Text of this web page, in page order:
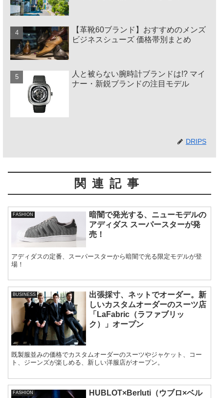
【革靴60ブランド】おすすめのメンズ
ビジネスシューズ 価格帯別まとめ
人と被らない腕時計ブランドは!? マイ
ナー・新鋭ブランドの注目モデル
DRIPS
関連記事
FASHION
暗闇で発光する、ニューモデルの
アディダス スーパースターが発
売！
アディダスの定番、スーパースターから暗闇で光る限定モデルが登
場！
BUSINESS
出張採寸、ネットでオーダー。新
しいカスタムオーダーのスーツ店
「LaFabric（ラファブリッ
ク）」オープン
既製服並みの価格でカスタムオーダーのスーツやジャケット、コー
ト、ジーンズが楽しめる、新しい洋服店がオープン。
FASHION
HUBLOT×Berluti（ウブロ×ベル